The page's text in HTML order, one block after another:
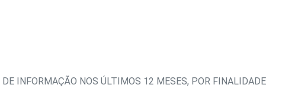
INFORMAÇÃO NOS ÚLTIMOS 12 MESES, POR FINALIDADE